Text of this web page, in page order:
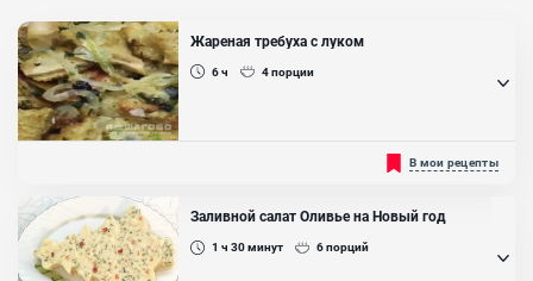
Жареная требуха с луком
6 ч 4порции
Приготовить требуху - это почти совершить подвиг))). С одной
стороны,это не сложно. С другой стороны, это достаточно
муторно, так как, чтобы требуха не отдавала посторонними
запахами, её предварительно нужно хорошенько почистить и
очень долго варить. Но результат вас точно порадует, потому что
вкус у нее в приготовленном виде просто божественный....
В мои рецепты
Заливной салат Оливье на Новый год
1 ч 30минут 6порций